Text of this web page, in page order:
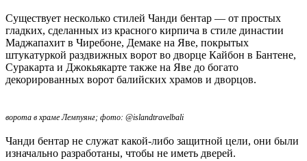
Существует несколько стилей Чанди бентар — от простых
гладких, сделанных из красного кирпича в стиле династии
Маджапахит в Чиребоне, Демаке на Яве, покрытых
штукатуркой раздвижных ворот во дворце Кайбон в Бантене,
Суракарта и Джокьякарте также на Яве до богато
декорированных ворот балийских храмов и дворцов.
ворота в храме Лемпуянг; фото: @islandtravelbali
Чанди бентар не служат какой-либо защитной цели, они были
изначально разработаны, чтобы не иметь дверей.